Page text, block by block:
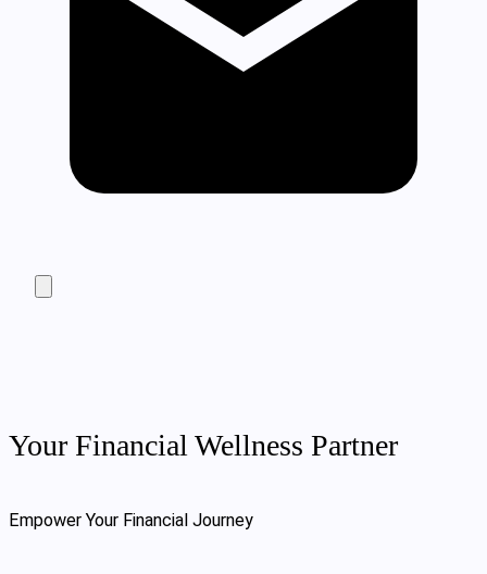
Your Financial Wellness Partner
Empower Your Financial Journey